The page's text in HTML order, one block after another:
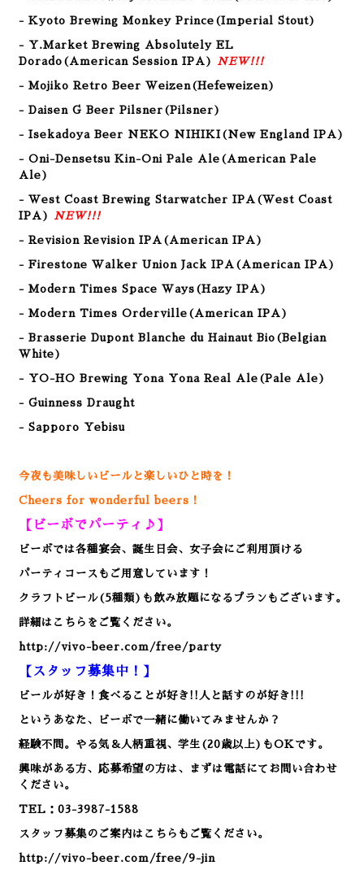
- Kyoto Brewing Monkey Prince(Imperial Stout)
- Y.Market Brewing Absolutely EL
Dorado(American Session IPA) NEW!!!
- Mojiko Retro Beer Weizen(Hefeweizen)
- Daisen G Beer Pilsner (Pilsner)
- Isekadoya Beer NEKO NIHIKI(New England IPA)
- Oni-Densetsu Kin-Oni Pale Ale(American Pale
Ale)
- West Coast Brewing Starwatcher IPA(West Coast
IPA) NEW!!!
- Revision Revision IPA(American IPA)
- Firestone Walker Union Jack IPA(American IPA)
- Modern Times Space Ways(Hazy IPA)
- Modern Times Orderville(American IPA)
- Brasserie Dupont Blanche du Hainaut Bio(Belgian
White)
- YO-HO Brewing Yona Yona Real Ale(Pale Ale)
- Guinness Draught
- Sapporo Yebisu
今夜も美味しいビールと楽しいひと時を！
Cheers for wonderful beers！
【ビーボでパーティ♪】
ビーボでは各種宴会、誕生日会、女子会にご利用頂ける
パーティコースもご用意しています！
クラフトビール(5種類)も飲み放題になるプランもございます。
詳細はこちらをご覧ください。
http://vivo-beer.com/free/party
【スタッフ募集中！】
ビールが好き！食べることが好き!!人と話すのが好き!!!
というあなた、ビーボで一緒に働いてみませんか？
経験不問。やる気＆人柄重視、学生(20歳以上)もOKです。
興味がある方、応募希望の方は、まずは電話にてお問い合わせ
ください。
TEL：03-3987-1588
スタッフ募集のご案内はこちらもご覧ください。
http://vivo-beer.com/free/9-jin